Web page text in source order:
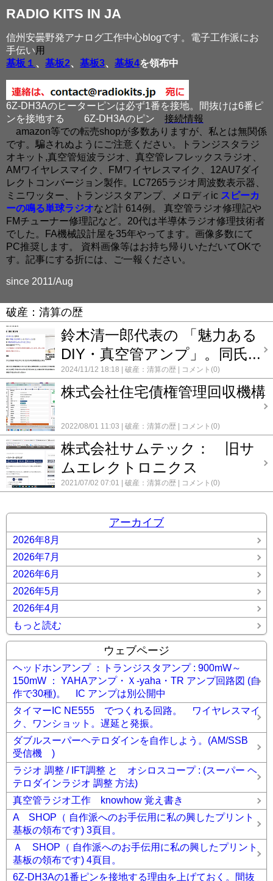
RADIO KITS IN JA
信州安曇野発アナログ工作中心blogです。電子工作派にお
手伝い用
基板１ 、 基板2、 基板3、 基板4を領布中
6Z-DH3Aのヒーターピンは必ず1番を接地。間抜けは6番ピ
ンを接地する
6Z-DH3Aのピン 接続情報
amazon等での転売shopが多数ありますが、私とは無関係
です。騙されぬようにご注意ください。トランジスタラジ
オキット,真空管短波ラジオ、真空管レフレックスラジオ、
AMワイヤレスマイク、FMワイヤレスマイク、12AU7ダイ
レクトコンバージョン製作。LC7265ラジオ周波数表示器、
ミニワッター、トランジスタアンプ、メロディic スピーカ
ーの鳴る単球ラジオなど計 614例。 真空管ラジオ修理記や
FMチューナー修理記など。20代は半導体ラジオ修理技術者
でした。FA機械設計屋を35年やってます。画像多数にて
PC推奨します。 資料画像等はお持ち帰りいただいてOKで
す。記事にする折には、ご一報ください。
since 2011/Aug
破産：清算の歴
鈴木清一郎代表の 「魅力ある
DIY・真空管アンプ」。同氏...
2024/11/12 18:18 破産：清算の歴 コメント(0)
株式会社住宅債権管理回収機構
2022/08/01 11:03 破産：清算の歴 コメント(0)
株式会社サムテック： 旧サ
ムエレクトロニクス
2021/07/02 07:01 破産：清算の歴 コメント(0)
アーカイブ
2026年8月
2026年7月
2026年6月
2026年5月
2026年4月
もっと読む
ウェブページ
ヘッドホンアンプ ：トランジスタアンプ : 900mW～
150mW ： YAHAアンプ・Ｘ-yaha・TR アンプ回路図 (自
作で30種)。 IC アンプは別公開中
タイマーIC NE555 でつくれる回路。 ワイヤレスマイ
ク、ワンショット。遅延と発振。
ダブルスーパーヘテロダインを自作しよう。(AM/SSB
受信機 )
ラジオ 調整 / IFT調整 と オシロスコープ : (スーパー ヘ
テロダインラジオ 調整 方法)
真空管ラジオ工作 knowhow 覚え書き
A SHOP（ 自作派へのお手伝用に私の興したプリント
基板の領布です) 3頁目。
Ａ SHOP（ 自作派へのお手伝用に私の興したプリント
基板の領布です) 4頁目。
6Z-DH3Aの1番ピンを接地する理由を上げておく。間抜